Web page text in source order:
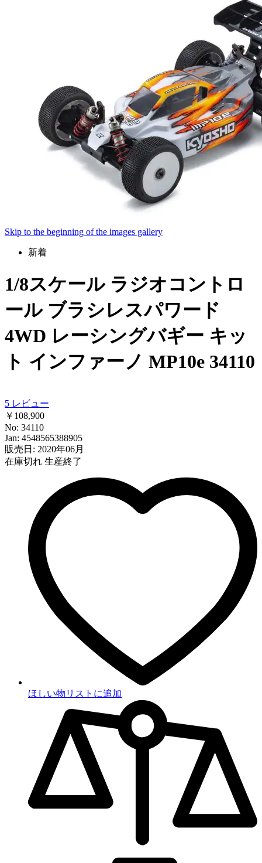
Skip to the beginning of the images gallery
新着
1/8スケール ラジオコントロ
ール ブラシレスパワード
4WD レーシングバギー キッ
ト インファーノ MP10e 34110
5 レビュー
￥108,900
No: 34110
Jan: 4548565388905
販売日: 2020年06月
在庫切れ 生産終了
ほしい物リストに追加